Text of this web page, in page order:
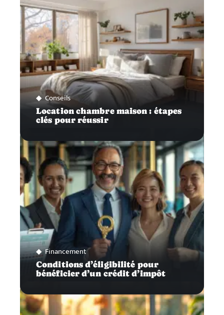
Conseils
Location chambre maison : étapes
clés pour réussir
Financement
Conditions d’éligibilité pour
bénéficier d’un crédit d’impôt